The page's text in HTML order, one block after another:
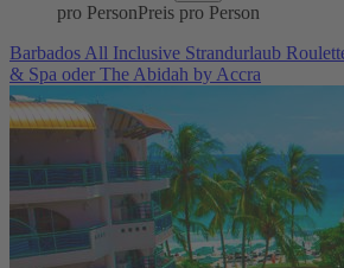
pro PersonPreis pro Person
Barbados All Inclusive Strandurlaub
& Spa oder The Abidah by Accra